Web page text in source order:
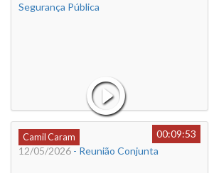
Segurança Pública
Camil Caram
00:09:53
12/05/2026 - Reunião Conjunta